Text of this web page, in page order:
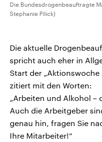
Die Bundesdrogenbeauftragte
Stephanie Pilick)
Die aktuelle
spricht auch eher in
Start der
zitiert mit den Worten:
„Arbeiten und Alkohol
Auch die Arbeitgeber
genau hin, fragen Sie
Ihre Mitarbeiter!“